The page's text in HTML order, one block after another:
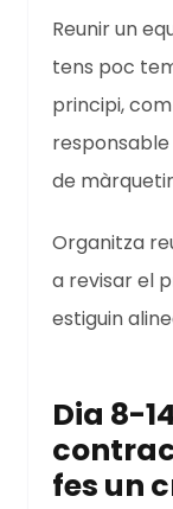
Reunir un
tens poc
principi,
de
Organitza
a revisar el
estiguin
Dia 8-
fes un